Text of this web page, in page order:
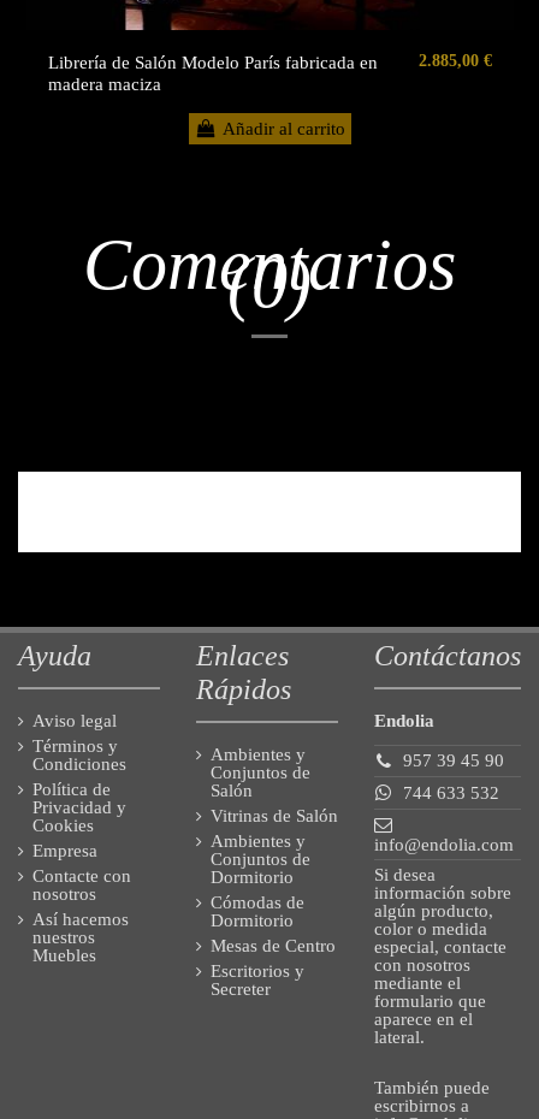
Librería de Salón Modelo París fabricada en
madera maciza
2.885,00 €
Añadir al carrito
Comentarios
(0)
Ayuda
Aviso legal
Términos y
Condiciones
Política de
Privacidad y
Cookies
Empresa
Contacte con
nosotros
Así hacemos
nuestros
Muebles
Enlaces
Rápidos
Ambientes y
Conjuntos de
Salón
Vitrinas de Salón
Ambientes y
Conjuntos de
Dormitorio
Cómodas de
Dormitorio
Mesas de Centro
Escritorios y
Secreter
Contáctanos
Endolia
957 39 45 90
744 633 532
info@endolia.com
Si desea
información sobre
algún producto,
color o medida
especial, contacte
con nosotros
mediante el
formulario que
aparece en el
lateral.
También puede
escribirnos a